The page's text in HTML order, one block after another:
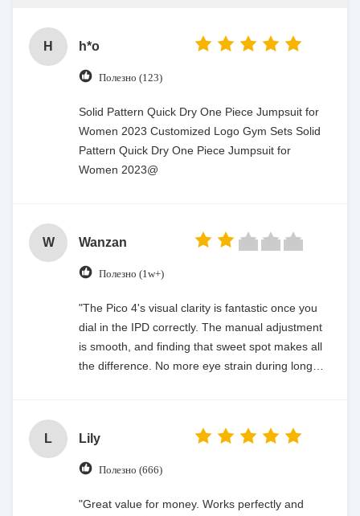
H h*o
Полезно (123)
Solid Pattern Quick Dry One Piece Jumpsuit for
Women 2023 Customized Logo Gym Sets Solid
Pattern Quick Dry One Piece Jumpsuit for
Women 2023@
W Wanzan
Полезно (1w+)
"The Pico 4's visual clarity is fantastic once you
dial in the IPD correctly. The manual adjustment
is smooth, and finding that sweet spot makes all
the difference. No more eye strain during long
manual adjustment is smooth, and finding that
sweet spot makes all the difference. No more eye
taking the time to set it up properly!""The Pico 4's
L Lily
Полезно (666)
"Great value for money. Works perfectly and